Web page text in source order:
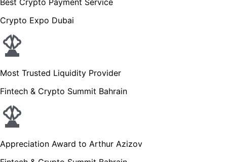
Best Crypto Payment Service
Crypto Expo Dubai
Most Trusted Liquidity Provider
Fintech & Crypto Summit Bahrain
Appreciation Award to Arthur Azizov